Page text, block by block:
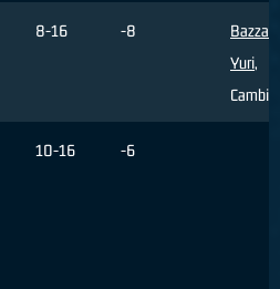
8-16 -8
Yuri,
Cambio
10-16 -6